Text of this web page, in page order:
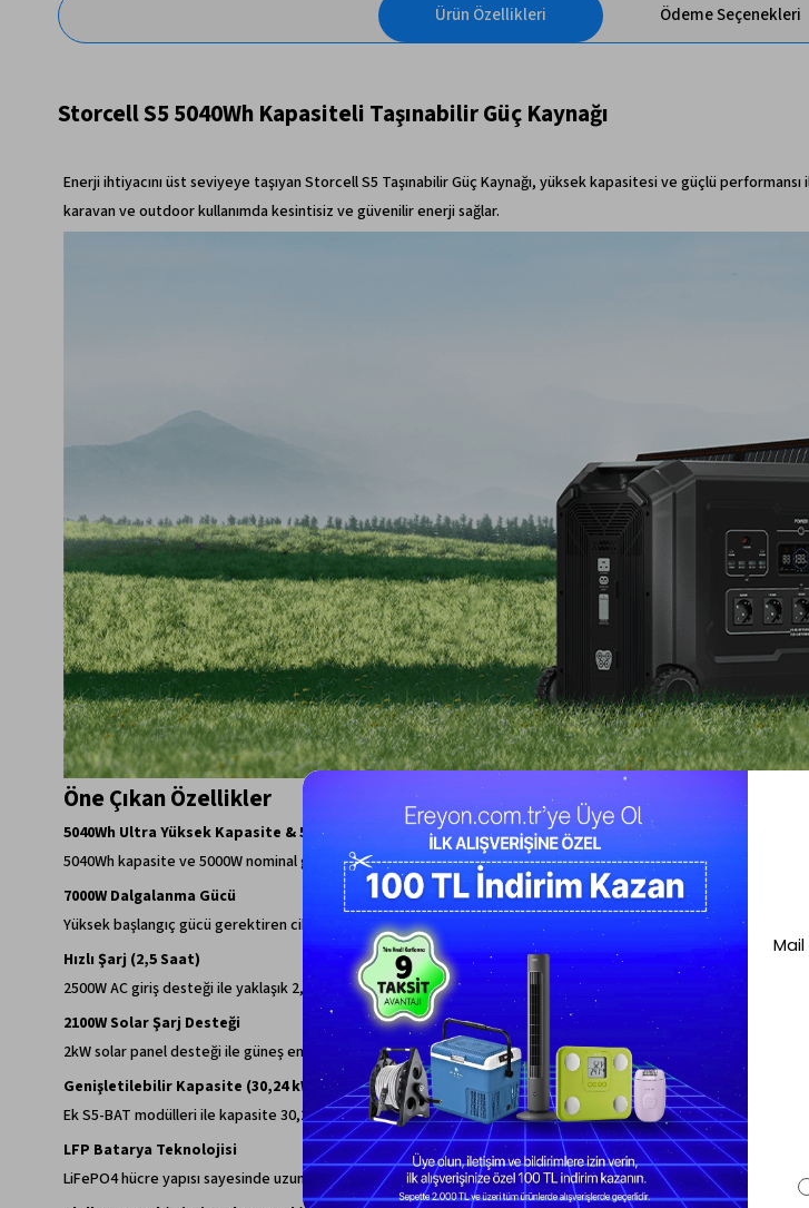
Ürün Özellikleri Ödeme Seçenekleri
Storcell S5 5040Wh Kapasiteli Taşınabilir Güç Kaynağı
Enerji ihtiyacını üst seviyeye taşıyan Storcell S5 Taşınabilir Güç Kaynağı, yüksek kapasitesi ve güçlü
karavan ve outdoor kullanımda kesintisiz ve güvenilir enerji sağlar.
Öne Çıkan Özellikler
5040Wh Ultra Yüksek Kapasite & 5000W Güç
5040Wh kapasite ve 5000W nominal güç ile yüksek enerji tüketen cihazları sorunsuz şekilde çalıştırır. Büyük
7000W Dalgalanma Gücü
Yüksek başlangıç gücü gerektiren cihazlar için 7000W peak destek sunar.
Hızlı Şarj (2,5 Saat)
2500W AC giriş desteği ile yaklaşık 2,5 saat içinde tam şarj olur. Kesintisiz kullanım için hızlı enerji geri kazanımı
2100W Solar Şarj Desteği
2kW solar panel desteği ile güneş enerjisinden maksimum verim alır. Çevre dostu ve sürdürülebilir kullanım sunar.
Genişletilebilir Kapasite (30,24 kWh)
Ek S5-BAT modülleri ile kapasite 30,24 kWh’e kadar artırılabilir. Uzun süreli enerji ihtiyaçları için idealdir.
LFP Batarya Teknolojisi
LiFePO4 hücre yapısı sayesinde uzun ömürlü ve güvenli kullanım sunar. %80 kapasite ile 3500 döngüye kadar